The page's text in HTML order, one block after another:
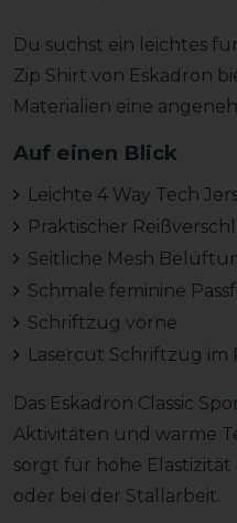
Du suchst ein leichtes
Zip Shirt von Eskadron
Materialien eine
Auf einen Blick
Leichte 4 Way Tech
Praktischer
Seitliche Mesh
Schmale feminine
Schriftzug vorne
Lasercut Schriftzug im
Das Eskadron Classic
Aktivitäten und warme
sorgt für hohe
oder bei der Stallarbeit.